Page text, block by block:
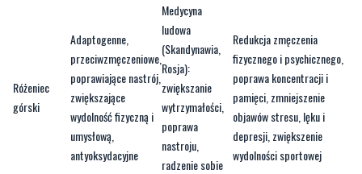
Różeniec
górski
Adaptogenne,
przeciwzmęczeniowe,
poprawiające nastrój,
zwiększające
wydolność fizyczną i
umysłową,
antyoksydacyjne
Medycyna
ludowa
(Skandynawia,
Rosja):
zwiększanie
wytrzymałości,
poprawa
nastroju,
radzenie sobie
Redukcja zmęczenia
fizycznego i psychicznego,
poprawa koncentracji i
pamięci, zmniejszenie
objawów stresu, lęku i
depresji, zwiększenie
wydolności sportowej